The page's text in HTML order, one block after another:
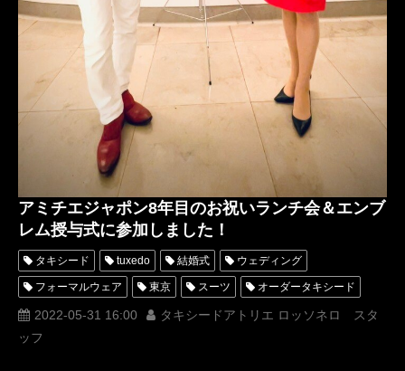
アミチエジャポン8年目のお祝いランチ会＆エンブ
レム授与式に参加しました！
タキシード tuxedo 結婚式 ウェディング
フォーマルウェア 東京 スーツ オーダータキシード
レンタルタキシード パーティー ロッソネロ 横山宗生
tuxedos
2022-05-31 16:00
タキシードアトリエ ロッソネロ スタ
ッフ